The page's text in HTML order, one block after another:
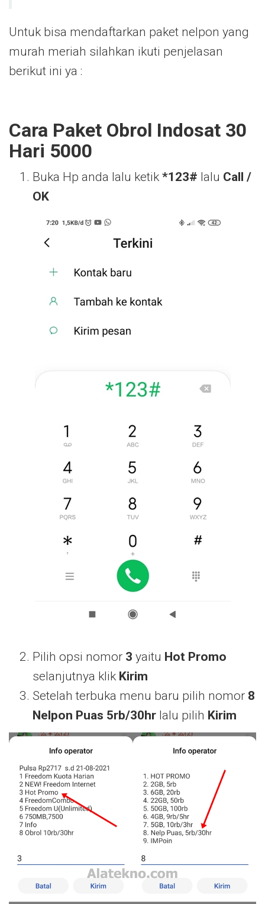
Untuk bisa mendaftarkan paket nelpon yang
murah meriah silahkan ikuti penjelasan
berikut ini ya :
Cara Paket Obrol Indosat 30
Hari 5000
Buka Hp anda lalu ketik *123# lalu Call /
OK
Pilih opsi nomor 3 yaitu Hot Promo
selanjutnya klik Kirim
Setelah terbuka menu baru pilih nomor 8
Nelpon Puas 5rb/30hr lalu pilih Kirim